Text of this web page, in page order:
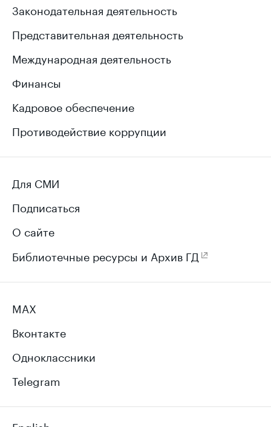
Законодательная деятельность
Представительная деятельность
Международная деятельность
Финансы
Кадровое обеспечение
Противодействие коррупции
Для СМИ
Подписаться
О сайте
Библиотечные ресурсы и Архив ГД
MAX
Вконтакте
Одноклассники
Telegram